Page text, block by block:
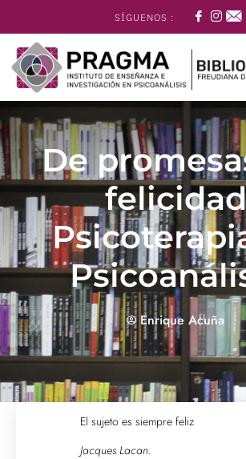
SÍGUENOS :
De
felicidad
Enrique Acuña
El sujeto es siempre feliz
Jacques Lacan.